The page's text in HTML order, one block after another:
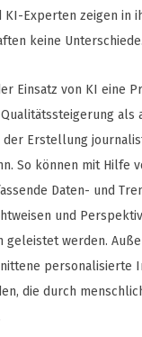
KI-Experten zeigen in
keine Unterschiede.
Einsatz von KI eine
als
der Erstellung
So können mit Hilfe
Daten- und
und
geleistet werden.
personalisierte
die durch